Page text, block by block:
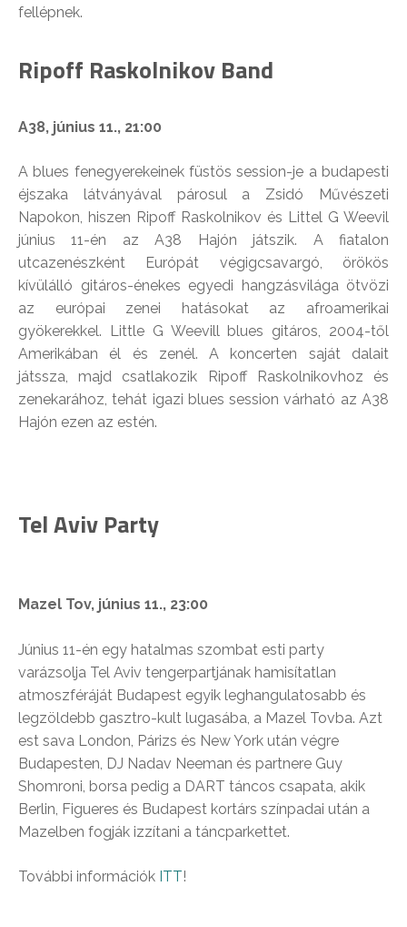
fellépnek.
Ripoff Raskolnikov Band
A38, június 11., 21:00
A blues fenegyerekeinek füstös session-je a budapesti
éjszaka látványával párosul a Zsidó Művészeti
Napokon, hiszen Ripoff Raskolnikov és Littel G Weevil
június 11-én az A38 Hajón játszik. A fiatalon
utcazenészként Európát végigcsavargó, örökös
kívülálló gitáros-énekes egyedi hangzásvilága ötvözi
az európai zenei hatásokat az afroamerikai
gyökerekkel. Little G Weevill blues gitáros, 2004-től
Amerikában él és zenél. A koncerten saját dalait
játssza, majd csatlakozik Ripoff Raskolnikovhoz és
zenekarához, tehát igazi blues session várható az A38
Hajón ezen az estén.
Tel Aviv Party
Mazel Tov, június 11., 23:00
Június 11-én egy hatalmas szombat esti party
varázsolja Tel Aviv tengerpartjának hamisítatlan
atmoszféráját Budapest egyik leghangulatosabb és
legzöldebb gasztro-kult lugasába, a Mazel Tovba. Azt
est sava London, Párizs és New York után végre
Budapesten, DJ Nadav Neeman és partnere Guy
Shomroni, borsa pedig a DART táncos csapata, akik
Berlin, Figueres és Budapest kortárs színpadai után a
Mazelben fogják izzítani a táncparkettet.
További információk ITT!